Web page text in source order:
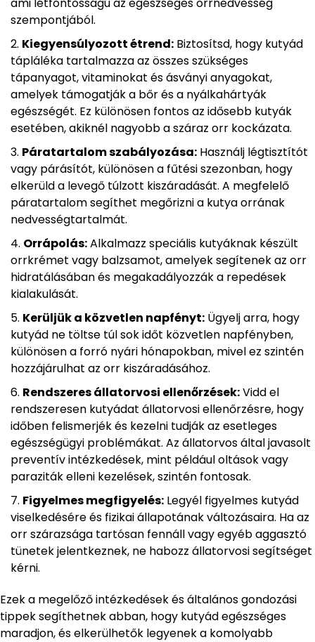
szempontjából.
Kiegyensúlyozott étrend: Biztosítsd, hogy kutyád
tápláléka tartalmazza az összes szükséges
tápanyagot, vitaminokat és ásványi anyagokat,
amelyek támogatják a bőr és a nyálkahártyák
egészségét. Ez különösen fontos az idősebb kutyák
esetében, akiknél nagyobb a száraz orr kockázata.
Páratartalom szabályozása: Használj légtisztítót
vagy párásítót, különösen a fűtési szezonban, hogy
elkerüld a levegő túlzott kiszáradását. A megfelelő
páratartalom segíthet megőrizni a kutya orrának
nedvességtartalmát.
Orrápolás:Alkalmazz speciális kutyáknak készült
orrkrémet vagy balzsamot, amelyek segítenek az orr
hidratálásában és megakadályozzák a repedések
kialakulását.
Kerüljük a közvetlen napfényt: Ügyelj arra, hogy
kutyád ne töltse túl sok időt közvetlen napfényben,
különösen a forró nyári hónapokban, mivel ez szintén
hozzájárulhat az orr kiszáradásához.
Rendszeres állatorvosi ellenőrzések:Vidd el
rendszeresen kutyádat állatorvosi ellenőrzésre, hogy
időben felismerjék és kezelni tudják az esetleges
egészségügyi problémákat. Az állatorvos által javasolt
preventív intézkedések, mint például oltások vagy
paraziták elleni kezelések, szintén fontosak.
Figyelmes megfigyelés: Legyél figyelmes kutyád
viselkedésére és fizikai állapotának változásaira. Ha az
orr szárazsága tartósan fennáll vagy egyéb aggasztó
tünetek jelentkeznek, ne habozz állatorvosi segítséget
kérni.
Ezek a megelőző intézkedések és általános gondozási
tippek segíthetnek abban, hogy kutyád egészséges
maradjon, és elkerülhetők legyenek a komolyabb